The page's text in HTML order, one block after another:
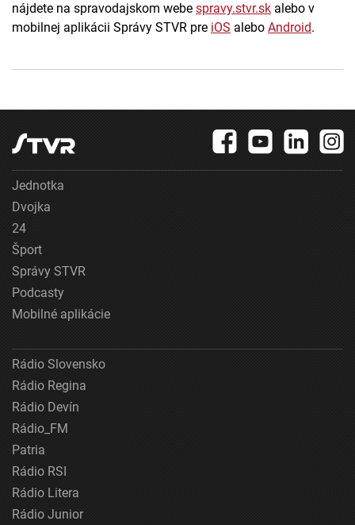
nájdete na spravodajskom webe spravy.stvr.sk alebo v
mobilnej aplikácii Správy STVR pre iOS alebo Android.
Jednotka
Dvojka
24
Šport
Správy STVR
Podcasty
Mobilné aplikácie
Rádio Slovensko
Rádio Regina
Rádio Devín
Rádio_FM
Patria
Rádio RSI
Rádio Litera
Rádio Junior